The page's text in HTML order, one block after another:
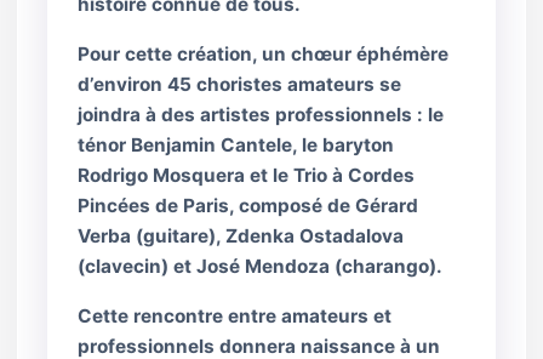
Pour cette création, un chœur éphémère
d’environ 45 choristes amateurs se
joindra à des artistes professionnels : le
ténor Benjamin Cantele, le baryton
Rodrigo Mosquera et le Trio à Cordes
Pincées de Paris, composé de Gérard
Verba (guitare), Zdenka Ostadalova
(clavecin) et José Mendoza (charango).
Cette rencontre entre amateurs et
professionnels donnera naissance à un